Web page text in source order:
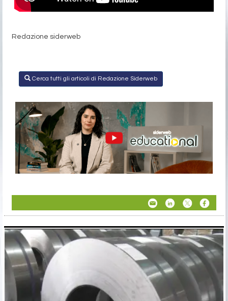
Redazione siderweb
Cerca tutti gli articoli di Redazione Siderweb